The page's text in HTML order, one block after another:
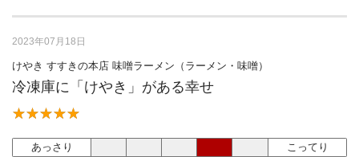
2023年07月18日
けやき すすきの本店 味噌ラーメン（ラーメン・味噌）
冷凍庫に「けやき」がある幸せ
あっさり こってり